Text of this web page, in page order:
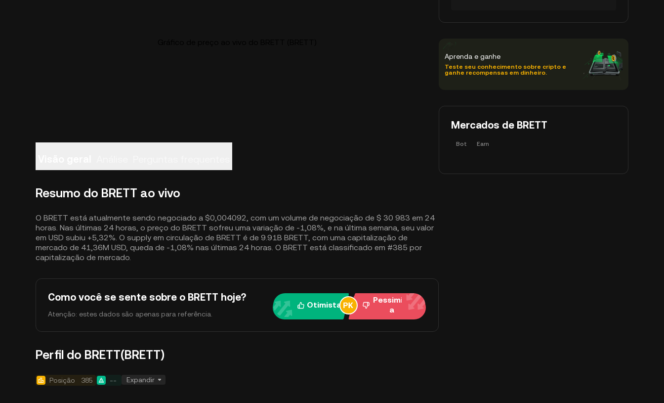
Resumo do BRETT ao vivo
O BRETT está atualmente sendo negociado a $0,004092, com um volume de negociação de $ 30 983 em 24
horas. Nas últimas 24 horas, o preço do BRETT sofreu uma variação de -1,08%, e na última semana, seu valor
em USD subiu +5,32%. O supply em circulação de BRETT é de 9.91B BRETT, com uma capitalização de
mercado de 41,36M USD, queda de -1,08% nas últimas 24 horas. O BRETT está classificado em #385 por
capitalização de mercado.
Como você se sente sobre o BRETT hoje?
Atenção: estes dados são apenas para referência.
Otimista
Pessimist
a
Perfil do BRETT(BRETT)
Posição 385 -- Expandir
Aprenda e ganhe
Teste seu conhecimento sobre cripto e
ganhe recompensas em dinheiro.
Mercados de BRETT
Bot Earn